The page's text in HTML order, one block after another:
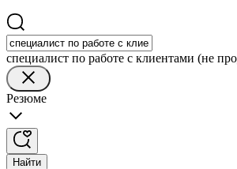
специалист по работе с клиентами (не
Резюме
Найти